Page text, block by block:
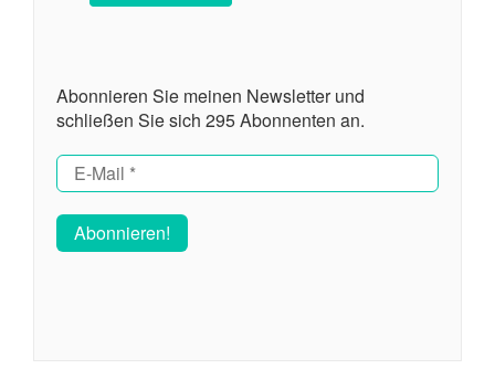
Abonnieren Sie meinen Newsletter und
schließen Sie sich 295 Abonnenten an.